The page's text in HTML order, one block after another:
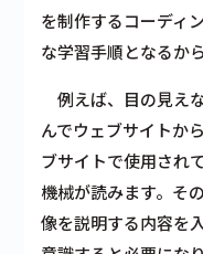
を制作するコーディ
な学習手順となるか
例えば、目の見え
んでウェブサイトか
ブサイトで使用され
機械が読みます。そ
像を説明する内容を